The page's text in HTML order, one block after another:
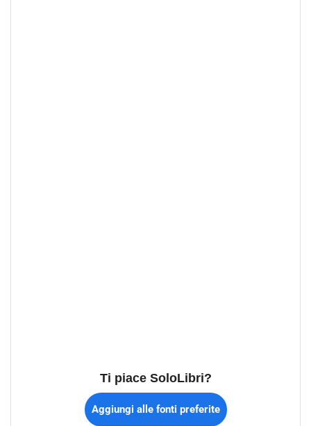
Ti piace SoloLibri?
Aggiungi alle fonti preferite